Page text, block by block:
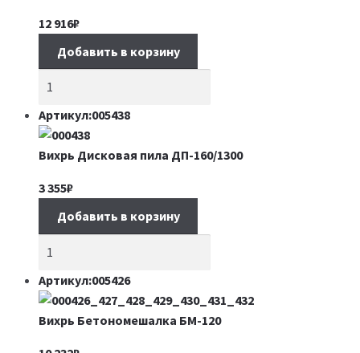
12 916₽
Добавить в корзину
Артикул:005438
Вихрь Дисковая пила ДП-160/1300
3 355₽
Добавить в корзину
Артикул:005426
Вихрь Бетономешалка БМ-120